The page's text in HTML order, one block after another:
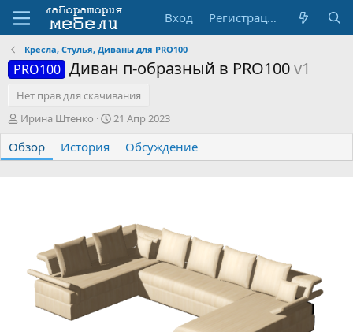
Вход Регистрация
Кресла, Стулья, Диваны для PRO100
PRO100 Диван п-образный в PRO100v1
Нет прав для скачивания
А
т
о
р
Ирина Штенко
Д
а
с
а
я
21 Апр 2023
Обзор История Обсуждение